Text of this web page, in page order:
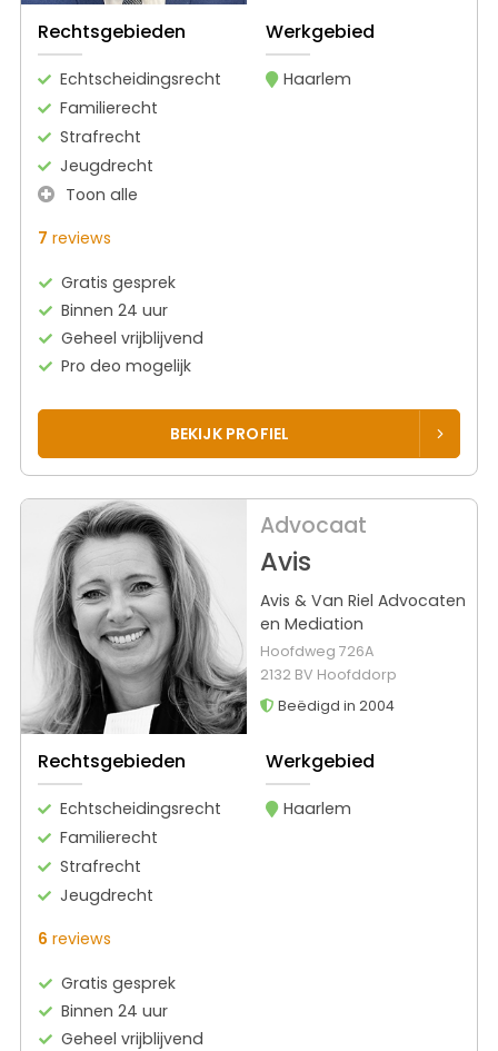
Rechtsgebieden
Echtscheidingsrecht
Familierecht
Strafrecht
Jeugdrecht
Toon alle
Werkgebied
Haarlem
7 reviews
Gratis gesprek
Binnen 24 uur
Geheel vrijblijvend
Pro deo mogelijk
BEKIJK PROFIEL
Advocaat
Avis
Avis & Van Riel Advocaten
en Mediation
Hoofdweg 726A
2132 BV Hoofddorp
Beëdigd in 2004
Rechtsgebieden
Echtscheidingsrecht
Familierecht
Strafrecht
Jeugdrecht
Werkgebied
Haarlem
6 reviews
Gratis gesprek
Binnen 24 uur
Geheel vrijblijvend